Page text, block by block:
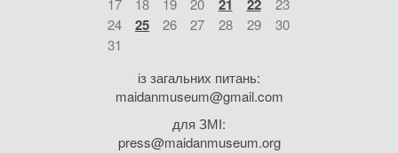
17
18 19 20 21 22
23
24
25 26 27 28 29
30
31
із загальних питань:
maidanmuseum@gmail.com
для ЗМІ:
press@maidanmuseum.org